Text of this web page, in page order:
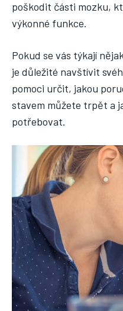
poškodit části mozku,
výkonné funkce.
Pokud se vás týkají
je důležité navštívit
pomoci určit, jakou
stavem můžete trpět a
potřebovat.